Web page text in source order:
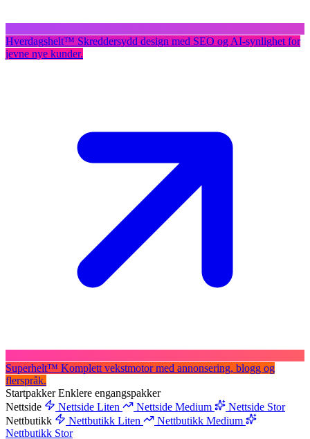
Hverdagshelt™ Skreddersydd design med SEO og AI-synlighet for
jevne nye kunder.
Superhelt™ Komplett vekstmotor med annonsering, blogg og
flerspråk.
StartpakkerEnklere engangspakker
Nettside
Nettside Liten Nettside Medium
Nettside Stor
Nettbutikk
Nettbutikk Liten
Nettbutikk Medium
Nettbutikk Stor